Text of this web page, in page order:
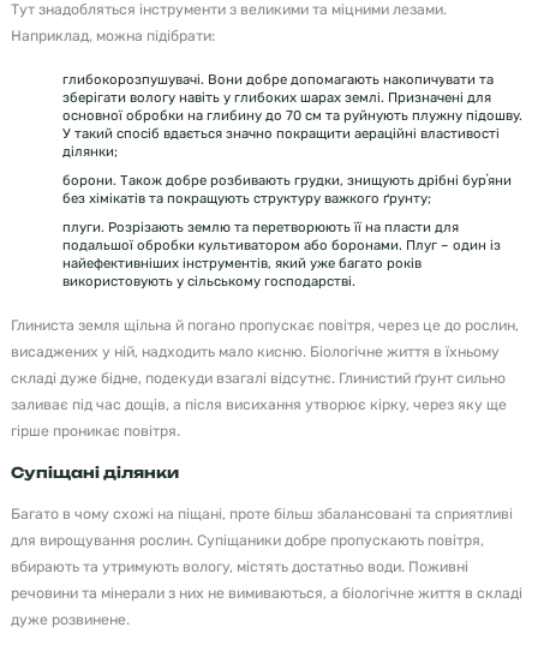
Тут знадобляться інструменти з великими та міцними лезами.
Наприклад, можна підібрати:
глибокорозпушувачі. Вони добре допомагають накопичувати та
зберігати вологу навіть у глибоких шарах землі. Призначені для
основної обробки на глибину до 70 см та руйнують плужну підошву.
У такий спосіб вдається значно покращити аераційні властивості
ділянки;
борони. Також добре розбивають грудки, знищують дрібні бурʼяни
без хімікатів та покращують структуру важкого ґрунту;
плуги. Розрізають землю та перетворюють її на пласти для
подальшої обробки культиватором або боронами. Плуг – один із
найефективніших інструментів, який уже багато років
використовують у сільському господарстві.
Глиниста земля щільна й погано пропускає повітря, через це до рослин,
висаджених у ній, надходить мало кисню. Біологічне життя в їхньому
складі дуже бідне, подекуди взагалі відсутнє. Глинистий ґрунт сильно
заливає під час дощів, а після висихання утворює кірку, через яку ще
гірше проникає повітря.
Супіщані ділянки
Багато в чому схожі на піщані, проте більш збалансовані та сприятливі
для вирощування рослин. Супіщаники добре пропускають повітря,
вбирають та утримують вологу, містять достатньо води. Поживні
речовини та мінерали з них не вимиваються, а біологічне життя в складі
дуже розвинене.